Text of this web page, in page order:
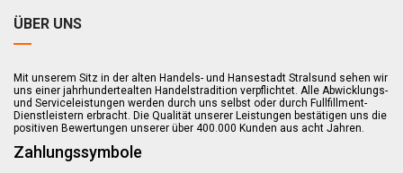
ÜBER UNS
Mit unserem Sitz in der alten Handels- und Hansestadt Stralsund sehen wir
uns einer jahrhundertealten Handelstradition verpflichtet. Alle Abwicklungs-
und Serviceleistungen werden durch uns selbst oder durch Fullfillment-
Dienstleistern erbracht. Die Qualität unserer Leistungen bestätigen uns die
positiven Bewertungen unserer über 400.000 Kunden aus acht Jahren.
Zahlungssymbole